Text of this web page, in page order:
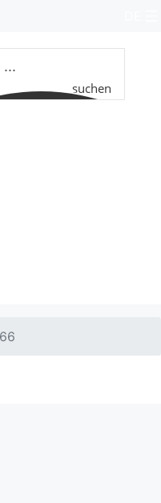
suchen